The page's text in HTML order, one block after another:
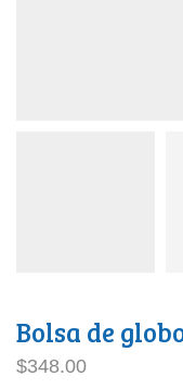
Bolsa de
$348.00